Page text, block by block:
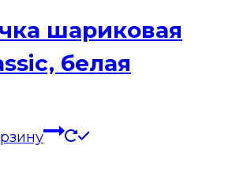
шариковая
белая